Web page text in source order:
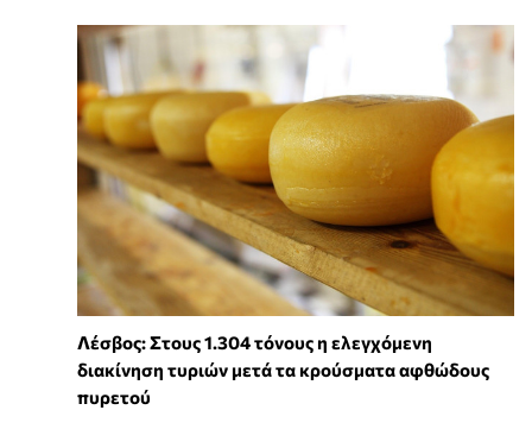
Λέσβος: Στους 1.304 τόνους η ελεγχόμενη
διακίνηση τυριών μετά τα κρούσματα αφθώδους
πυρετού